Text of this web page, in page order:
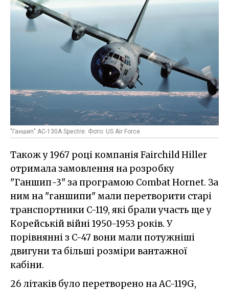
"Ганшип" AC-130A Spectre. Фото: US Air Force
Також у 1967 році компанія Fairchild Hiller
отримала замовлення на розробку
"Ганшип-3" за програмою Combat Hornet. За
ним на "ганшипи" мали перетворити старі
транспортники C-119, які брали участь ще у
Корейській війні 1950-1953 років. У
порівнянні з C-47 вони мали потужніші
двигуни та більші розміри вантажної
кабіни.
26 літаків було перетворено на AC-119G,